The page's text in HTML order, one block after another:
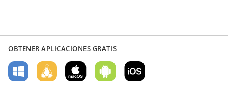
OBTENER APLICACIONES GRATIS